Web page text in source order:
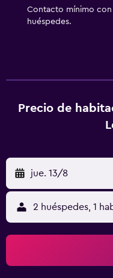
esparcimiento en este
y gimnasio abierto las
Contacto mínimo
huéspedes.
Precio de
jue. 13/8
2 huéspedes, 1